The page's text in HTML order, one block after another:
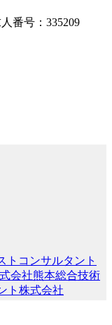
番号：335209
トコンサルタント
会社熊本総合技術
ト株式会社